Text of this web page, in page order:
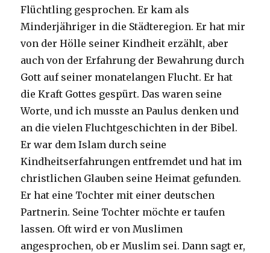
Flüchtling gesprochen. Er kam als
Minderjähriger in die Städteregion. Er hat mir
von der Hölle seiner Kindheit erzählt, aber
auch von der Erfahrung der Bewahrung durch
Gott auf seiner monatelangen Flucht. Er hat
die Kraft Gottes gespürt. Das waren seine
Worte, und ich musste an Paulus denken und
an die vielen Fluchtgeschichten in der Bibel.
Er war dem Islam durch seine
Kindheitserfahrungen entfremdet und hat im
christlichen Glauben seine Heimat gefunden.
Er hat eine Tochter mit einer deutschen
Partnerin. Seine Tochter möchte er taufen
lassen. Oft wird er von Muslimen
angesprochen, ob er Muslim sei. Dann sagt er,